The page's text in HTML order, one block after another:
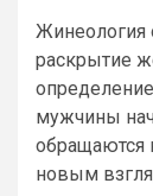
Жинеология
раскрытие
мужчины
обращаются
новым